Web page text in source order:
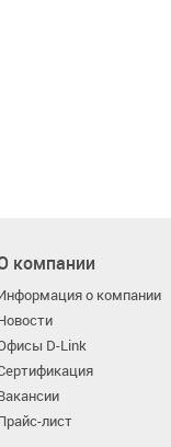
компании
о компании
D-Link
лист